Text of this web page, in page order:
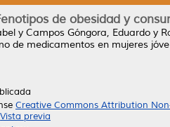
de obesidad y
y Campos Góngora, Eduardo y
de medicamentos en mujeres
Creative Commons Attribution
Vista previa